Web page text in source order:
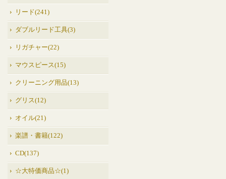
リード(241)
ダブルリード工具(3)
リガチャー(22)
マウスピース(15)
クリーニング用品(13)
グリス(12)
オイル(21)
楽譜・書籍(122)
CD(137)
☆大特価商品☆(1)